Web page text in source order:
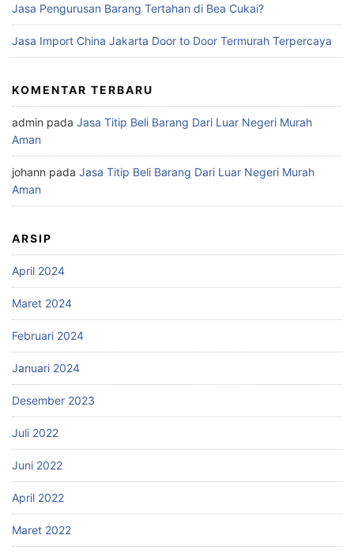
Jasa Pengurusan Barang Tertahan di Bea Cukai?
Jasa Import China Jakarta Door to Door Termurah Terpercaya
KOMENTAR TERBARU
admin pada Jasa Titip Beli Barang Dari Luar Negeri Murah
Aman
johann pada Jasa Titip Beli Barang Dari Luar Negeri Murah
Aman
ARSIP
April 2024
Maret 2024
Februari 2024
Januari 2024
Desember 2023
Juli 2022
Juni 2022
April 2022
Maret 2022